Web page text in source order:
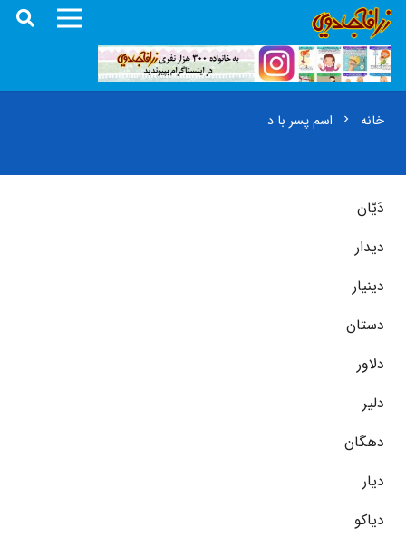
خانه chevron_right اسم پسر با د
دَیّان
دیدار
دینیار
دستان
دلاور
دلیر
دهگان
دیار
دیاکو